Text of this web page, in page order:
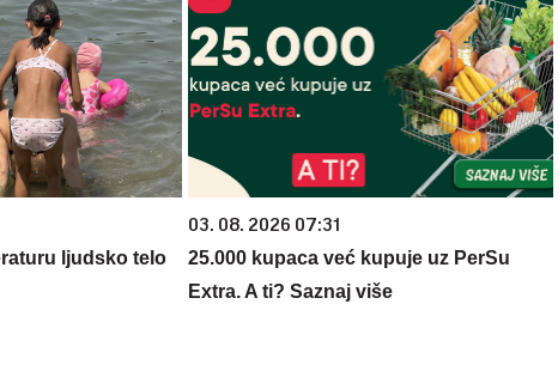
ljudsko telo
03. 08. 2026 07:31
25.000 kupaca već kupuje uz PerSu
Extra. A ti? Saznaj više